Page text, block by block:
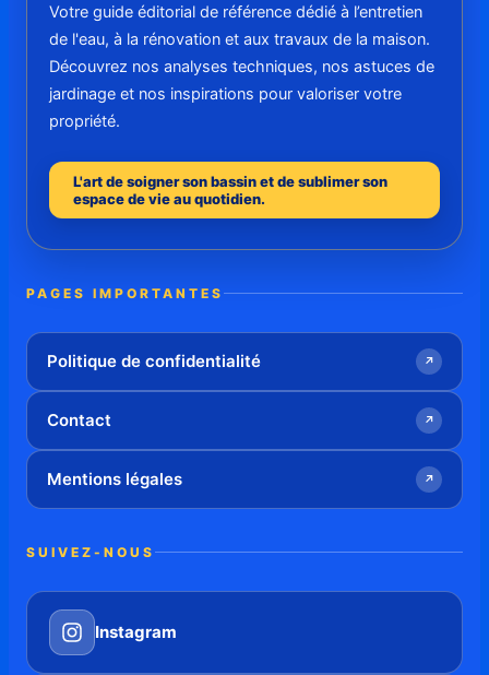
Votre guide éditorial de référence dédié à l’entretien
de l'eau, à la rénovation et aux travaux de la maison.
Découvrez nos analyses techniques, nos astuces de
jardinage et nos inspirations pour valoriser votre
propriété.
L'art de soigner son bassin et de sublimer son
espace de vie au quotidien.
PAGES IMPORTANTES
Politique de confidentialité ↗
Contact ↗
Mentions légales ↗
SUIVEZ-NOUS
Instagram